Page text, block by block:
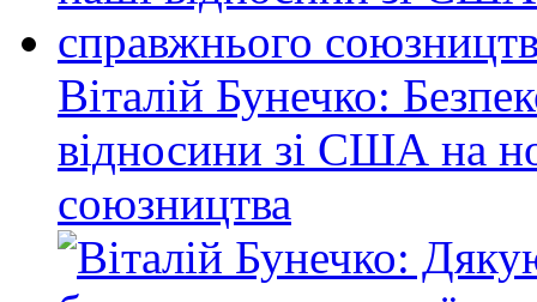
Віталій Бунечко:
відносини зі США на
союзництва